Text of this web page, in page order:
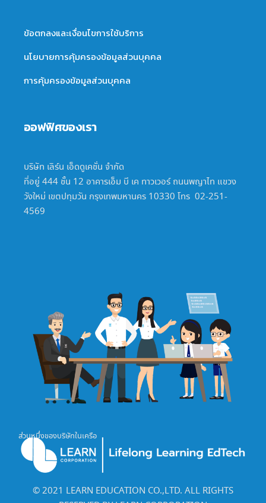
ข้อตกลงและเงื่อนไขการใช้บริการ
นโยบายการคุ้มครองข้อมูลส่วนบุคคล
การคุ้มครองข้อมูลส่วนบุคคล
ออฟฟิศของเรา
บริษัท เลิร์น เอ็ดดูเคชั่น จำกัด
ที่อยู่ 444 ชั้น 12 อาคารเอ็ม บี เค ทาวเวอร์ ถนนพญาไท แขวง
วังใหม่ เขตปทุมวัน กรุงเทพมหานคร 10330 โทร 02-251-
4569
ส่วนหนึ่งของบริษัทในเครือ
©️ 2021 LEARN EDUCATION CO.,LTD. ALL RIGHTS